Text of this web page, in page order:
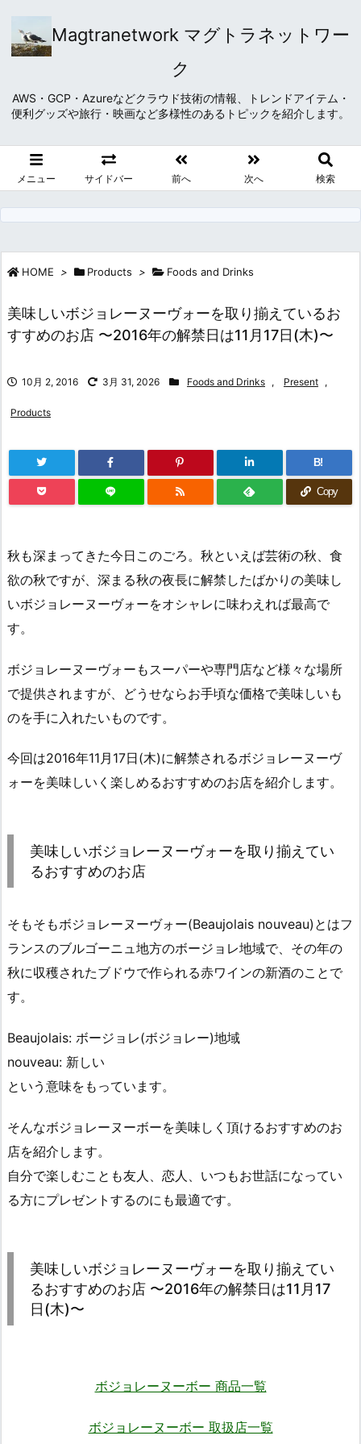
Magtranetwork マグトラネットワー
ク
AWS・GCP・Azureなどクラウド技術の情報、トレンドアイテム・
便利グッズや旅行・映画など多様性のあるトピックを紹介します。
メニュー サイドバー 前へ 次へ 検索
HOME > Products > Foods and Drinks
美味しいボジョレーヌーヴォーを取り揃えているお
すすめのお店 〜2016年の解禁日は11月17日(木)〜
10月 2, 2016 3月 31, 2026 Foods and Drinks , Present ,
Products
B!
Copy
秋も深まってきた今日このごろ。秋といえば芸術の秋、食
欲の秋ですが、深まる秋の夜長に解禁したばかりの美味し
いボジョレーヌーヴォーをオシャレに味わえれば最高で
す。
ボジョレーヌーヴォーもスーパーや専門店など様々な場所
で提供されますが、どうせならお手頃な価格で美味しいも
のを手に入れたいものです。
今回は2016年11月17日(木)に解禁されるボジョレーヌーヴ
ォーを美味しいく楽しめるおすすめのお店を紹介します。
美味しいボジョレーヌーヴォーを取り揃えてい
るおすすめのお店
そもそもボジョレーヌーヴォー(Beaujolais nouveau)とはフ
ランスのブルゴーニュ地方のボージョレ地域で、その年の
秋に収穫されたブドウで作られる赤ワインの新酒のことで
す。
Beaujolais: ボージョレ(ボジョレー)地域
nouveau: 新しい
という意味をもっています。
そんなボジョレーヌーボーを美味しく頂けるおすすめのお
店を紹介します。
自分で楽しむことも友人、恋人、いつもお世話になってい
る方にプレゼントするのにも最適です。
美味しいボジョレーヌーヴォーを取り揃えてい
るおすすめのお店 〜2016年の解禁日は11月17
日(木)〜
ボジョレーヌーボー 商品一覧
ボジョレーヌーボー 取扱店一覧